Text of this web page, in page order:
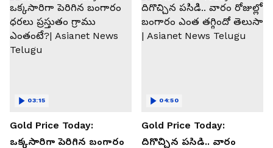
Gold Price Today:
ఒక్కసారిగా పెరిగిన బంగారం
03:15
Gold Price Today:
దిగొచ్చిన పసిడి.. వారం
04:50